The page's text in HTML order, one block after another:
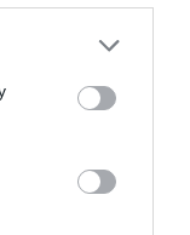
desarrollar un
el foco en el
de
de